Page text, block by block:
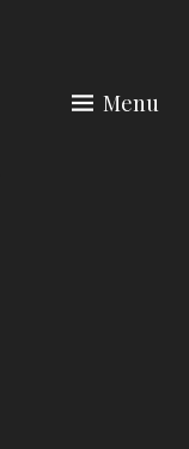
Menu